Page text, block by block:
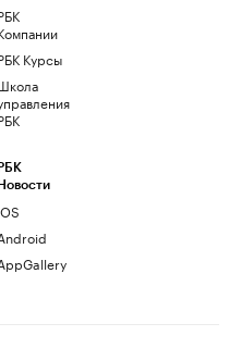
Курсы
РБК
Новости